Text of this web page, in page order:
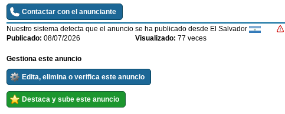
Contactar con el anunciante
Nuestro sistema detecta que el anuncio se ha publicado desde El Salvador
Publicado: 08/07/2026 Visualizado: 77 veces
Gestiona este anuncio
Edita, elimina o verifica este anuncio
Destaca y sube este anuncio